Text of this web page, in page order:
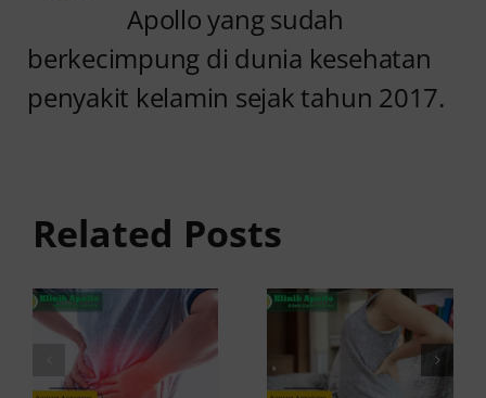
Apollo yang sudah
berkecimpung di dunia kesehatan
penyakit kelamin sejak tahun 2017.
Related Posts
Penyebab
Sering
Kambuh
dan Cara
Atasinya
Anyang
Penyebab
dan
Solusinya